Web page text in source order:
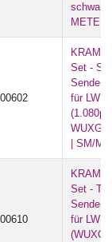
Set -
Sender
für
WUXGA
| SM/
Set -
Sender
für LWL-
(WUXGA